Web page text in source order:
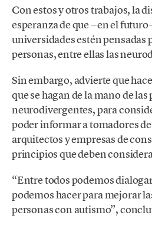
Con estos y otros trabajos, la
esperanza de que −en el
universidades estén pensadas
personas, entre ellas las
Sin embargo, advierte que
que se hagan de la mano de las
neurodivergentes, para
poder informar a tomadores
arquitectos y empresas de
principios que deben
“Entre todos podemos
podemos hacer para mejorar
personas con autismo”,